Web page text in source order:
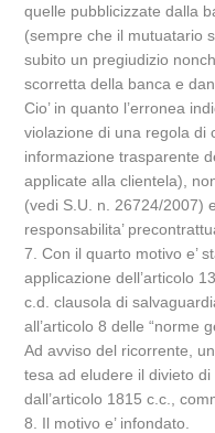
quelle pubblicizzate dalla
(sempre che il mutuatario
subito un pregiudizio
scorretta della banca e
Cio’ in quanto l’erronea
violazione di una regola di
informazione trasparente
applicate alla clientela),
(vedi S.U. n. 26724/2007)
responsabilita’
7. Con il quarto motivo e’
applicazione dell’articolo
c.d. clausola di
all’articolo 8 delle “norme
Ad avviso del ricorrente,
tesa ad eludere il divieto
dall’articolo 1815 c.c.,
8. Il motivo e’ infondato.